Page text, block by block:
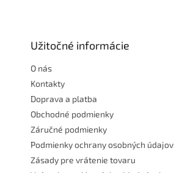
Užitočné informácie
O nás
Kontakty
Doprava a platba
Obchodné podmienky
Záručné podmienky
Podmienky ochrany osobných údajov
Zásady pre vrátenie tovaru